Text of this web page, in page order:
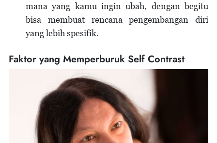
mana yang kamu ingin ubah, dengan begitu
bisa membuat rencana pengembangan diri
yang lebih spesifik.
Faktor yang Memperburuk Self Contrast